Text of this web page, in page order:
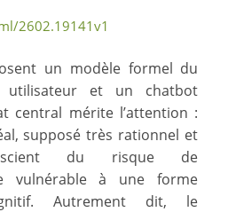
2602.19141v1
un modèle formel du
utilisateur et un chatbot
central mérite l’attention :
supposé très rationnel et
du risque de
vulnérable à une forme
Autrement dit, le